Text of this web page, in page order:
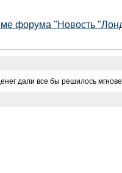
форума "Новость
дали все бы решилось